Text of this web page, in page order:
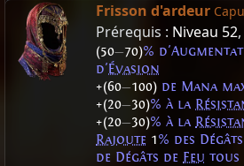
Frisson d'ardeur
Prérequis : Niveau 52,
(50—70)%
d'Évasion
+(60—100) de Mana
+(20—30)% à la
+(20—30)% à la
Rajoute 1% des
de Dégâts de Feu tous